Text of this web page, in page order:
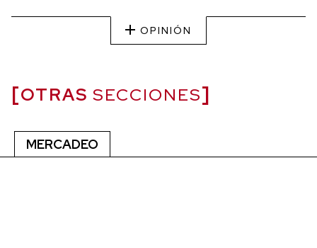
OPINIÓN
OTRAS SECCIONES
MERCADEO